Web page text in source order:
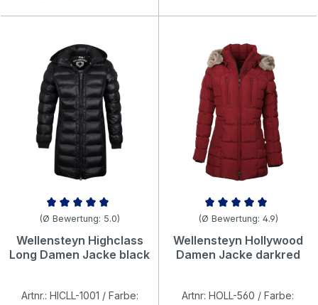
Durchschnittliche Bewertung von 5 von 5 Sternen
(Ø Bewertung: 5.0)
Wellensteyn Highclass
Long Damen Jacke black
Artnr.: HICLL-1001 / Farbe:
Durchschnittliche Bewertung
(Ø Bewertung: 4.9)
Wellensteyn Hollywood
Damen Jacke darkred
Artnr: HOLL-560 / Farbe: